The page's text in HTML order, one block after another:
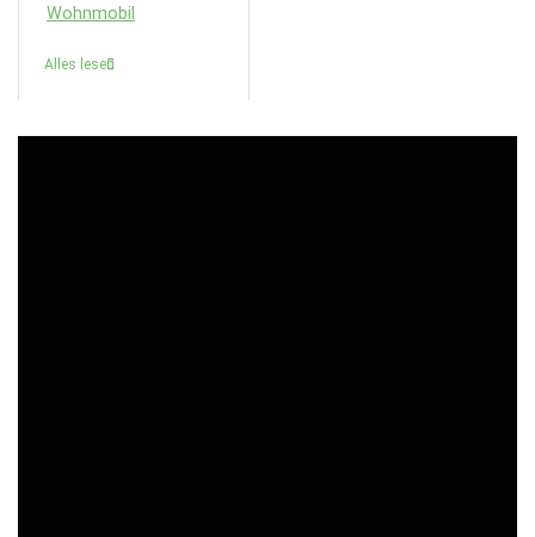
Wohnmobil
Alles lesen